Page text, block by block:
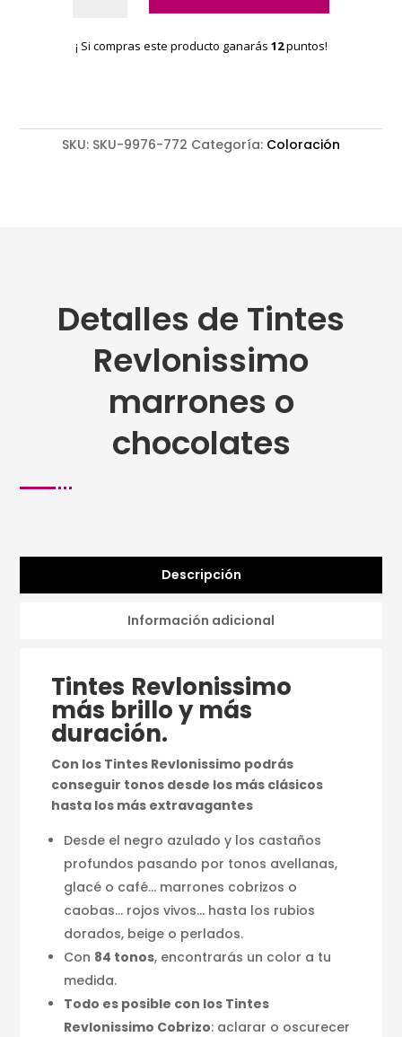
¡ Si compras este producto ganarás 12puntos!
SKU: SKU-9976-772 Categoría: Coloración
Detalles de Tintes
Revlonissimo
marrones o
chocolates
Descripción
Información adicional
Tintes Revlonissimo
más brillo y más
duración.
Con los Tintes Revlonissimo podrás
conseguir tonos desde los más clásicos
hasta los más extravagantes
Desde el negro azulado y los castaños
profundos pasando por tonos avellanas,
glacé o café… marrones cobrizos o
caobas… rojos vivos… hasta los rubios
dorados, beige o perlados.
Con 84 tonos, encontrarás un color a tu
medida.
Todo es posible con los Tintes
Revlonissimo Cobrizo: aclarar o oscurecer